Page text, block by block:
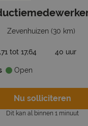
Zevenhuizen (30 km)
tot 17,64 40 uur
Open
Nu solliciteren
Dit kan al binnen 1 minuut